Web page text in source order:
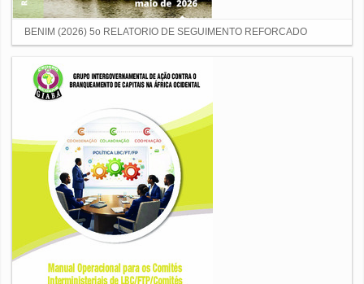
BENIM (2026) 5o RELATORIO DE SEGUIMENTO REFORCADO